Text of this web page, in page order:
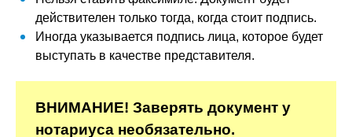
действителен только тогда, когда стоит подпись.
Иногда указывается подпись лица, которое будет
выступать в качестве представителя.
ВНИМАНИЕ! Заверять документ у
нотариуса необязательно.